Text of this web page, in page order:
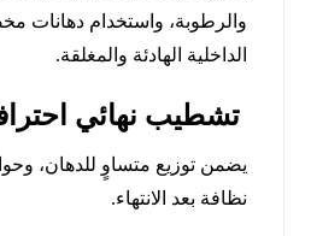
والرطوبة، واستخدام دهانات
الداخلية الهادئة والمغلقة.
تشطيب نهائي
يضمن توزيع متساوٍ للدهان،
نظافة بعد الانتهاء.